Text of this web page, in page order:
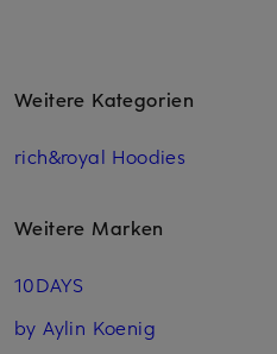
Weitere Kategorien
rich&royal Hoodies
Weitere Marken
10DAYS
by Aylin Koenig